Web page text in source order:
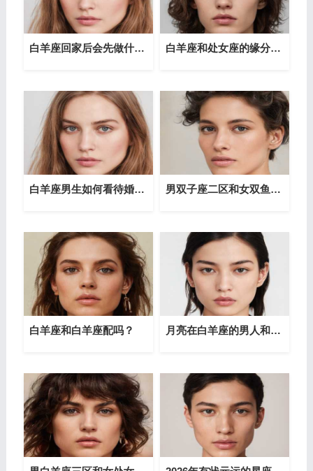
白羊座回家后会先做什么事？ 白羊座和处女座的缘分指数
白羊座男生如何看待婚前守贞？ 男双子座二区和女双鱼白羊座配对
白羊座和白羊座配吗？ 月亮在白羊座的男人和什么女人最配？